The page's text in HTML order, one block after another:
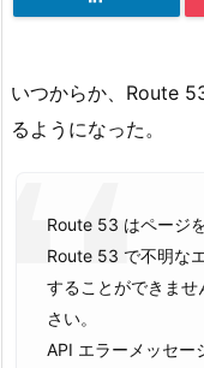
いつからか、Route
るようになった。
Route 53 はページ
Route 53 で不明な
することができま
さい。
API エラーメッセー